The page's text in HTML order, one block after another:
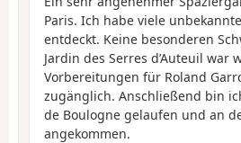
Paris. Ich habe viele
entdeckt. Keine besonderen
Jardin des Serres d’Auteuil war
Vorbereitungen für Roland
zugänglich. Anschließend bin
de Boulogne gelaufen und an
angekommen.